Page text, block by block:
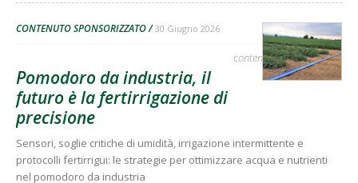
CONTENUTO SPONSORIZZATO 30 Giugno 2026
contenuto sponsorizzato
Pomodoro da industria, il
futuro è la fertirrigazione di
precisione
Sensori, soglie critiche di umidità, irrigazione intermittente e
protocolli fertirrigui: le strategie per ottimizzare acqua e nutrienti
nel pomodoro da industria